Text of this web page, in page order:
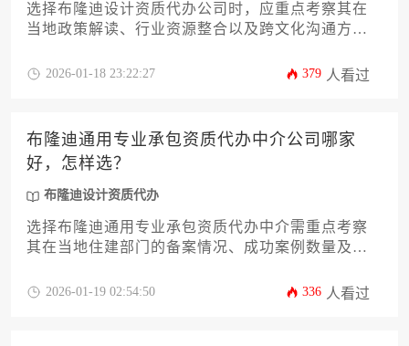
选择布隆迪设计资质代办公司时，应重点考察其在
当地政策解读、行业资源整合以及跨文化沟通方面
丰富且能够提供全流程法律风险管控的机构往往更
2026-01-18 23:22:27 379 人看过
布隆迪通用专业承包资质代办中介公司哪家
好，怎样选？
布隆迪设计资质代办
选择布隆迪通用专业承包资质代办中介需重点考察
其在当地住建部门的备案情况、成功案例数量及跨
与快速响应机制，同时需警惕低价陷阱与资质造假
2026-01-19 02:54:50 336 人看过